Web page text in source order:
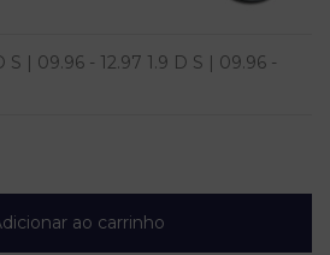
S | 09.96 - 12.97 1.9 D S | 09.96 -
ao carrinho